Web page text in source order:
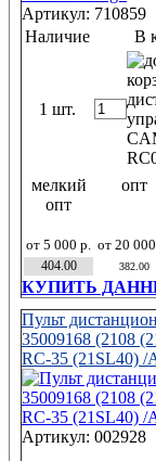
Артикул: 710859
Наличие
В
1 шт.
мелкий
опт
от 5 000 р.
опт
от 20
404.00
382.00
КУПИТЬ
Пульт
35009168 (2108
RC-35 (21SL40) /
Артикул: 002928